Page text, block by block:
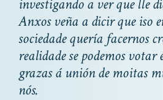
investigando a ver que lle
Anxos veña a dicir que iso
sociedade quería facernos
realidade se podemos votar
grazas á unión de moitas
nós.